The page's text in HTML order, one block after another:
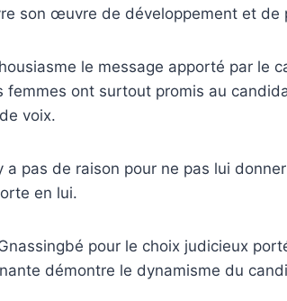
son œuvre de développement et de
le message apporté par le
ont surtout promis au
voix.
a pas de raison pour ne pas lui
en lui.
pour le choix judicieux
démontre le dynamisme du